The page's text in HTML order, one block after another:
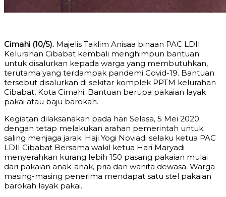
Cimahi (10/5). Majelis Taklim Anisaa binaan PAC LDII
Kelurahan Cibabat kembali menghimpun bantuan
untuk disalurkan kepada warga yang membutuhkan,
terutama yang terdampak pandemi Covid-19. Bantuan
tersebut disalurkan di sekitar komplek PPTM kelurahan
Cibabat, Kota Cimahi. Bantuan berupa pakaian layak
pakai atau baju barokah.
Kegiatan dilaksanakan pada hari Selasa, 5 Mei 2020
dengan tetap melakukan arahan pemerintah untuk
saling menjaga jarak. Haji Yogi Noviadi selaku ketua PAC
LDII Cibabat Bersama wakil ketua Hari Maryadi
menyerahkan kurang lebih 150 pasang pakaian mulai
dari pakaian anak-anak, pria dan wanita dewasa. Warga
masing-masing penerima mendapat satu stel pakaian
barokah layak pakai.